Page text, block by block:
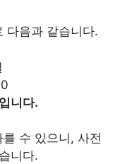
다음과 같습니다.
니다.
수 있으니, 사전
니다.